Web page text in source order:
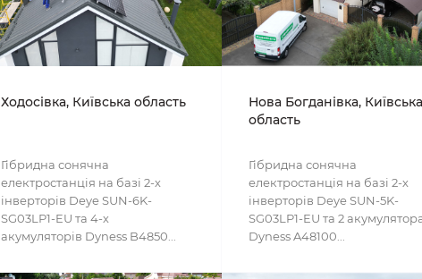
Ходосівка, Київська область
Гібридна сонячна
електростанція на базі 2-х
інверторів Deye SUN-6K-
SG03LP1-EU та 4-х
акумуляторів Dyness B4850...
Нова Богданівка, Київська
область
Гібридна сонячна
електростанція на базі 2-х
інверторів Deye SUN-5K-
SG03LP1-EU та 2
Dyness A48100...